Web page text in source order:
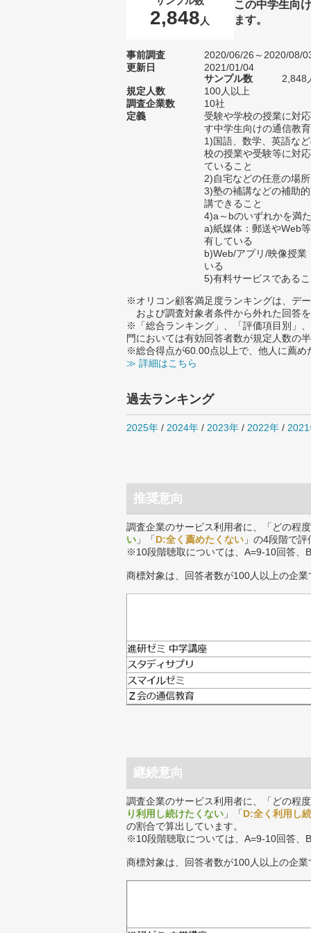
2,848 人
この中学生向
ます。
事前調査
2020/06/26～2020/08/
更新日
2021/01/04
サンプル数
2,848
規定人数
100人以上
調査企業数
10社
定義
受験や学校の授業に対
す中学生向けの通信教育
1)国語、数学、英語な
校の授業や受験等に対
ていること
2)自宅などの任意の場
3)塾の補講などの補助
講できること
4)a～bのいずれかを満
a)紙媒体：郵送やWeb
有している
b)Web/アプリ/映像授業
いる
5)有料サービスである
※オリコン顧客満足度ランキングは、デ
および調査対象者条件から外れた回答
※「総合ランキング」、「評価項目別」
門においては有効回答者数が規定人数の
※総合得点が60.00点以上で、他人に薦め
≫ 詳細はこちら
過去ランキング
2025年 / 2024年 / 2023年 / 2022年 /
推奨意向
調査企業のサービス利用者に、「どの程
い 」「D:全く薦めたくない 」の4段階で
※10段階聴取については、A=9-10回答、
商標対象は、回答者数が100人以上の企業
継続意向
調査企業のサービス利用者に、「どの程
り利用し続けたくない 」「D:全く利用し
の割合で算出しています。
※10段階聴取については、A=9-10回答、
商標対象は、回答者数が100人以上の企業